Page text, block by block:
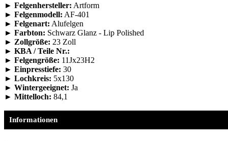
► Felgenhersteller: Artform
► Felgenmodell: AF-401
► Felgenart: Alufelgen
► Farbton: Schwarz Glanz - Lip Polished
► Zollgröße: 23 Zoll
► KBA / Teile Nr.:
► Felgengröße: 11Jx23H2
► Einpresstiefe: 30
► Lochkreis: 5x130
► Wintergeeignet: Ja
► Mittelloch: 84,1
Informationen